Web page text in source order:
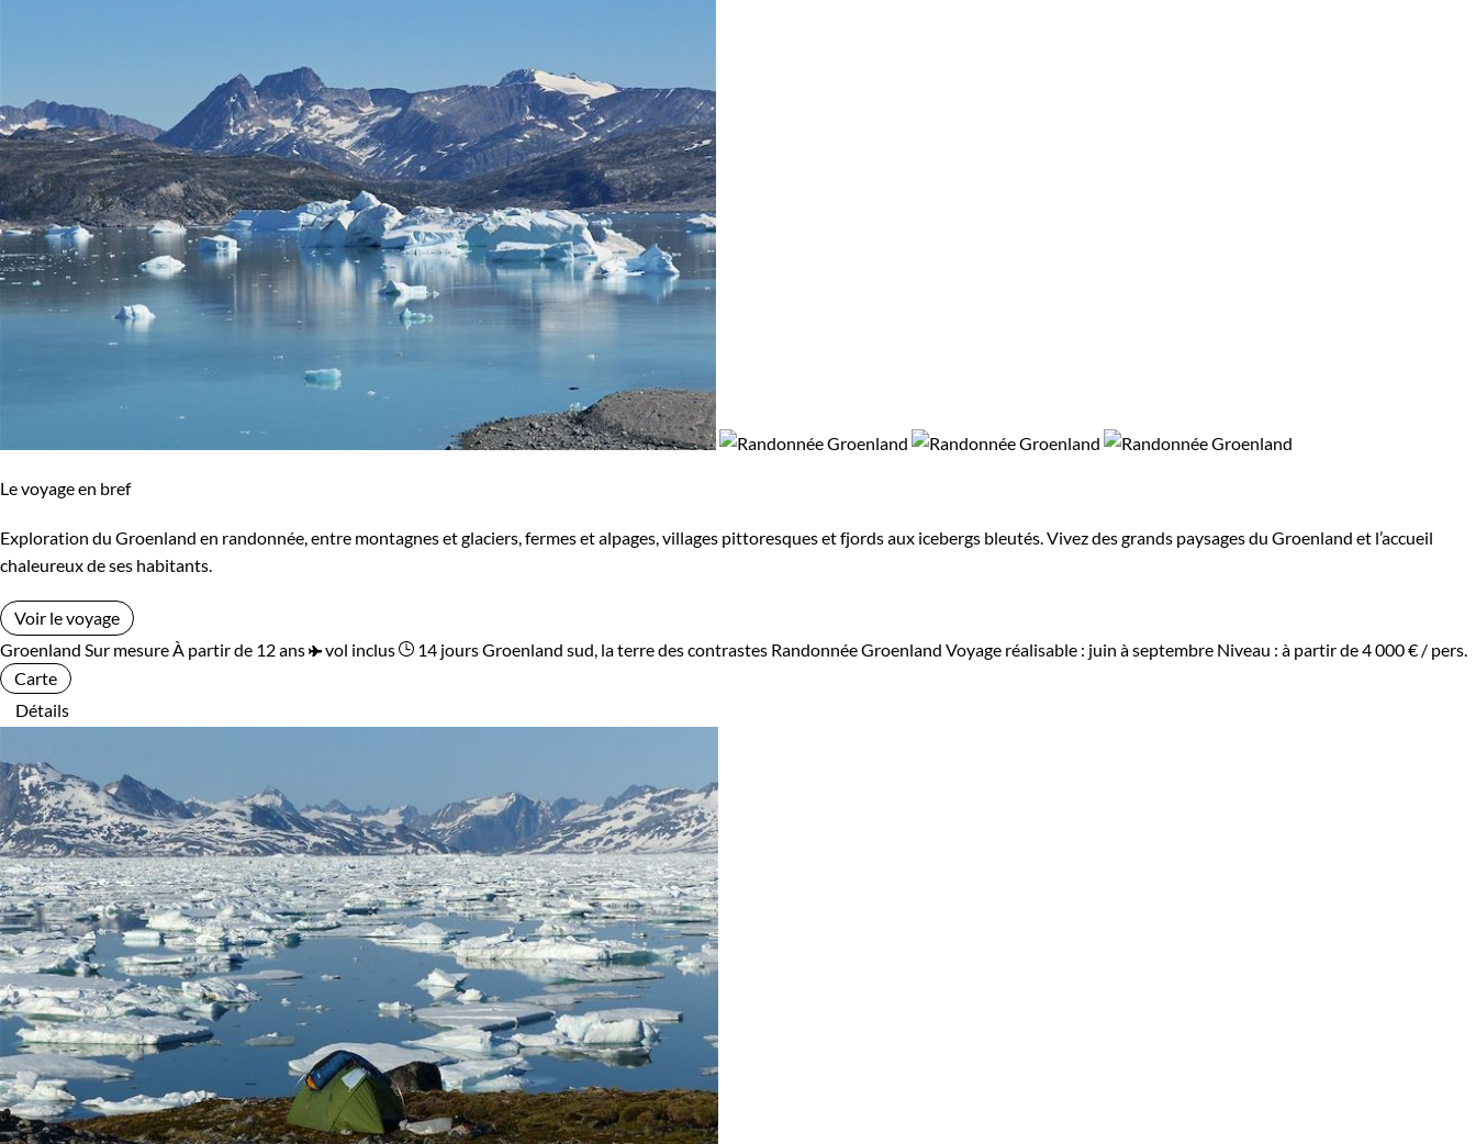
Le voyage en bref
Exploration du Groenland en randonnée, entre montagnes et glaciers, fermes et alpages, villages pittoresques et fjords aux icebergs bleutés. Vivez des grands paysages du Groenland et l’accueil
chaleureux de ses habitants.
Voir le voyage
Groenland Sur mesureÀ partir de 12 ans vol inclus 14 joursGroenland sud, la terre des contrastes Randonnée Groenland Voyage réalisable : juin à septembre Niveau : à partir de4 000 € / pers.
Carte
Détails